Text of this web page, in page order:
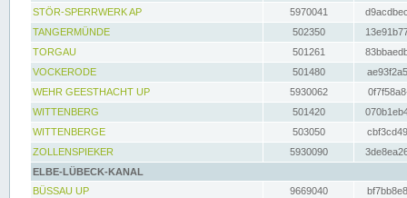
STÖR-SPERRWERK AP 5970041
TANGERMÜNDE
502350
TORGAU
501261
VOCKERODE
501480
WEHR GEESTHACHT UP
5930062
WITTENBERG
501420
WITTENBERGE
503050
ZOLLENSPIEKER
5930090
ELBE-LÜBECK-KANAL
BÜSSAU UP
9669040